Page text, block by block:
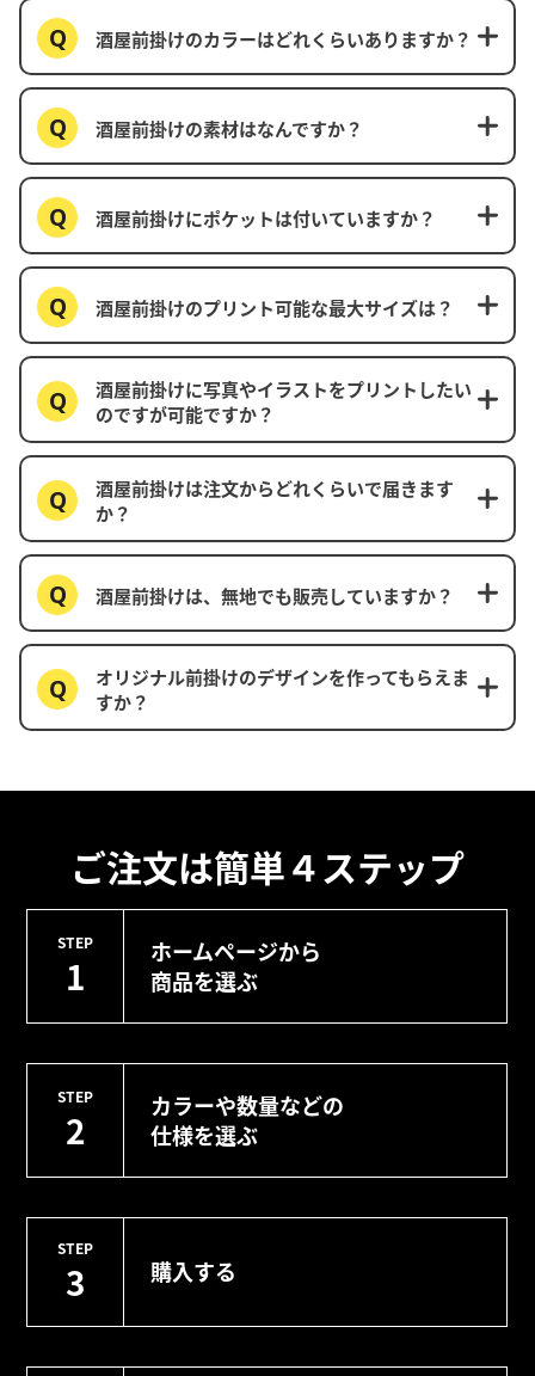
酒屋前掛けのカラーはどれくらいありますか？
酒屋前掛けの素材はなんですか？
酒屋前掛けにポケットは付いていますか？
酒屋前掛けのプリント可能な最大サイズは？
酒屋前掛けに写真やイラストをプリントしたい
のですが可能ですか？
酒屋前掛けは注文からどれくらいで届きます
か？
酒屋前掛けは、無地でも販売していますか？
オリジナル前掛けのデザインを作ってもらえま
すか？
ご注文は簡単４ステップ
STEP
1
ホームページから
商品を選ぶ
STEP
2
カラーや数量などの
仕様を選ぶ
STEP
3 購入する